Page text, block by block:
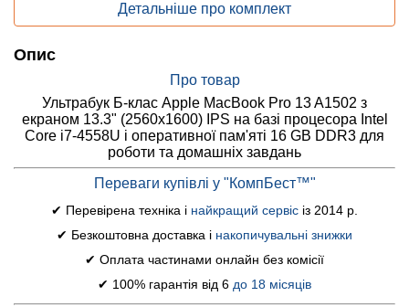
Детальніше про комплект
Опис
Про товар
Ультрабук Б-клас Apple MacBook Pro 13 A1502 з
екраном 13.3" (2560x1600) IPS на базі процесора Intel
Core i7-4558U і оперативної пам'яті 16 GB DDR3 для
роботи та домашніх завдань
Переваги купівлі у "КомпБест™"
✔ Перевірена техніка і найкращий сервіс із 2014 р.
✔ Безкоштовна доставка і накопичувальні знижки
✔ Оплата частинами онлайн без комісії
✔ 100% гарантія від 6 до 18 місяців